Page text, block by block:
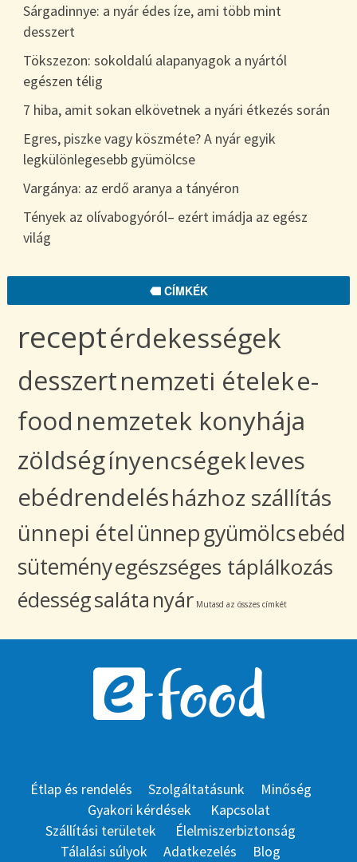
Sárgadinnye: a nyár édes íze, ami több mint
desszert
Tökszezon: sokoldalú alapanyagok a nyártól
egészen télig
7 hiba, amit sokan elkövetnek a nyári étkezés során
Egres, piszke vagy köszméte? A nyár egyik
legkülönlegesebb gyümölcse
Vargánya: az erdő aranya a tányéron
Tények az olívabogyóról– ezért imádja az egész
világ
CÍMKÉK
receptérdekességek
desszertnemzeti ételeke-
food nemzetek konyhája
zöldségínyencségekleves
ebédrendelésházhoz szállítás
ünnepi ételünnepgyümölcsebéd
süteményegészséges táplálkozás
édességsaláta nyár Mutasd az összes címkét
Étlap és rendelés Szolgáltatásunk
Minőség
Gyakori kérdések
Kapcsolat
Szállítási területek
Élelmiszerbiztonság
Tálalási súlyok
Adatkezelés Blog